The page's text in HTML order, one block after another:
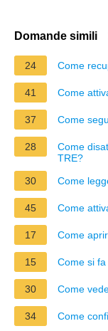
Domande simili
24 Come
41 Come
37 Come
28
Come
TRE?
30
Come
45 Come
17 Come
15 Come si
30 Come
34 Come